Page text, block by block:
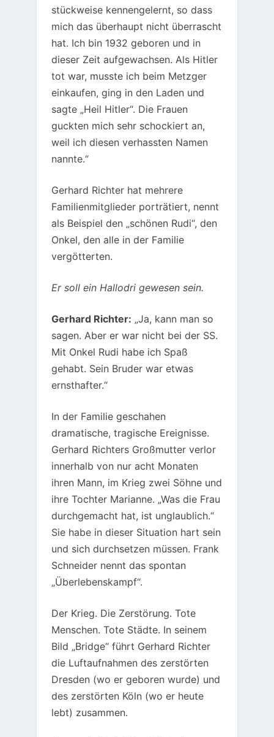
stückweise kennengelernt, so dass
mich das überhaupt nicht überrascht
hat. Ich bin 1932 geboren und in
dieser Zeit aufgewachsen. Als Hitler
tot war, musste ich beim Metzger
einkaufen, ging in den Laden und
sagte „Heil Hitler“. Die Frauen
guckten mich sehr schockiert an,
weil ich diesen verhassten Namen
nannte.“
Gerhard Richter hat mehrere
Familienmitglieder porträtiert, nennt
als Beispiel den „schönen Rudi“, den
Onkel, den alle in der Familie
vergötterten.
Er soll ein Hallodri gewesen sein.
Gerhard Richter: „Ja, kann man so
sagen. Aber er war nicht bei der SS.
Mit Onkel Rudi habe ich Spaß
gehabt. Sein Bruder war etwas
ernsthafter.“
In der Familie geschahen
dramatische, tragische Ereignisse.
Gerhard Richters Großmutter verlor
innerhalb von nur acht Monaten
ihren Mann, im Krieg zwei Söhne und
ihre Tochter Marianne. „Was die Frau
durchgemacht hat, ist unglaublich.“
Sie habe in dieser Situation hart sein
und sich durchsetzen müssen. Frank
Schneider nennt das spontan
„Überlebenskampf“.
Der Krieg. Die Zerstörung. Tote
Menschen. Tote Städte. In seinem
Bild „Bridge“ führt Gerhard Richter
die Luftaufnahmen des zerstörten
Dresden (wo er geboren wurde) und
des zerstörten Köln (wo er heute
lebt) zusammen.